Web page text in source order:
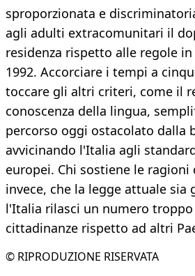
sproporzionata e
agli adulti extracomunitari il
residenza rispetto alle regole
1992. Accorciare i tempi a
toccare gli altri criteri, come il
conoscenza della lingua,
percorso oggi ostacolato dalla
avvicinando l'Italia agli
europei. Chi sostiene le ragioni
invece, che la legge attuale sia
l'Italia rilasci un numero
cittadinanze rispetto ad altri
© RIPRODUZIONE RISERVATA